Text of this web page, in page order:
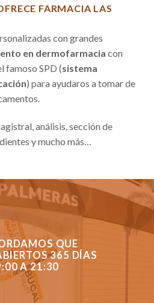
FARMACIA LAS
con grandes
en dermofarmacia con
famoso SPD (sistema
) para ayudaros a tomar de
análisis, sección de
y mucho más…
QUE
365 DÍAS
A 21:30